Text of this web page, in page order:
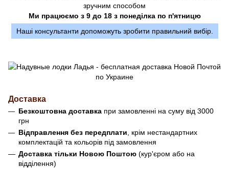
зручним способом
Ми працюємо з 9 до 18 з понеділка по п'ятницю
Наші консультанти допоможуть зробити правильний вибір.
Доставка
Безкоштовна доставка при замовленні на суму від 3000
грн
Відправлення без передплати , крім нестандартних
комплектацій та кольорів під замовлення
Доставка тільки Новою Поштою (кур'єром або на
відділення)